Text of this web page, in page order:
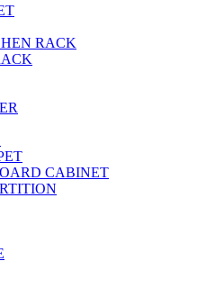
RACK
CABINET